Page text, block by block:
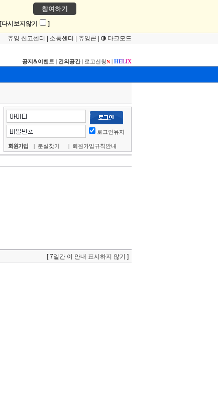
참여하기
[다시보지않기 ]
츄잉 신고센터 소통센터 츄잉콘 다크모드
공지&이벤트 | 건의공간| 로고신청N | HELIX
로그인유지
회원가입 | 분실찾기 | 회원가입규칙안내
[ 7일간 이 안내 표시하지 않기 ]